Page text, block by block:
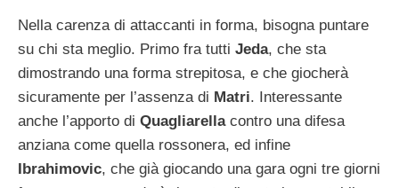
Nella carenza di attaccanti in forma, bisogna puntare
su chi sta meglio. Primo fra tutti Jeda, che sta
dimostrando una forma strepitosa, e che giocherà
sicuramente per l’assenza di Matri. Interessante
anche l’apporto di Quagliarella contro una difesa
anziana come quella rossonera, ed infine
Ibrahimovic, che già giocando una gara ogni tre giorni